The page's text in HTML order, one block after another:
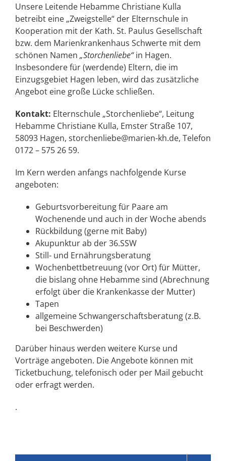
Unsere Leitende Hebamme Christiane Kulla
betreibt eine „Zweigstelle“ der Elternschule in
Kooperation mit der Kath. St. Paulus Gesellschaft
bzw. dem Marienkrankenhaus Schwerte mit dem
schönen Namen „Storchenliebe“in Hagen.
Insbesondere für (werdende) Eltern, die im
Einzugsgebiet Hagen leben, wird das zusätzliche
Angebot eine große Lücke schließen.
Kontakt: Elternschule „Storchenliebe“, Leitung
Hebamme Christiane Kulla, Emster Straße 107,
58093 Hagen, storchenliebe@marien-kh.de, Telefon
0172 – 575 26 59.
Im Kern werden anfangs nachfolgende Kurse
angeboten:
Geburtsvorbereitung für Paare am
Wochenende und auch in der Woche abends
Rückbildung (gerne mit Baby)
Akupunktur ab der 36.SSW
Still- und Ernährungsberatung
Wochenbettbetreuung (vor Ort) für Mütter,
die bislang ohne Hebamme sind (Abrechnung
erfolgt über die Krankenkasse der Mutter)
Tapen
allgemeine Schwangerschaftsberatung (z.B.
bei Beschwerden)
Darüber hinaus werden weitere Kurse und
Vorträge angeboten. Die Angebote können mit
Ticketbuchung, telefonisch oder per Mail gebucht
oder erfragt werden.
.